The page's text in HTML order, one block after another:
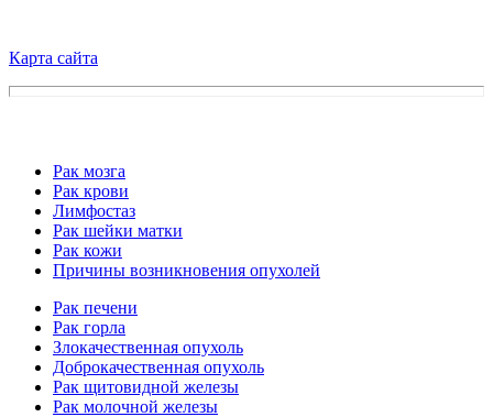
Карта сайта
Рак мозга
Рак крови
Лимфостаз
Рак шейки матки
Рак кожи
Причины возникновения опухолей
Рак печени
Рак горла
Злокачественная опухоль
Доброкачественная опухоль
Рак щитовидной железы
Рак молочной железы